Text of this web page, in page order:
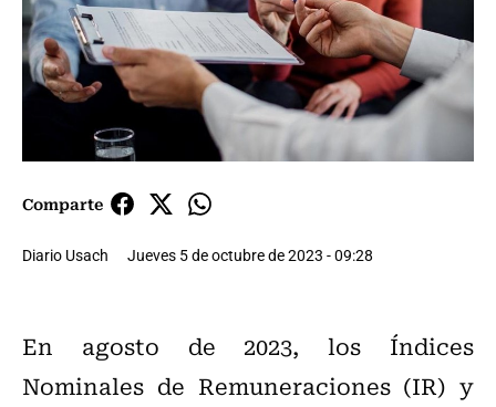
Comparte
Diario Usach Jueves 5 de octubre de 2023 - 09:28
En agosto de 2023, los Índices
Nominales de Remuneraciones (IR) y